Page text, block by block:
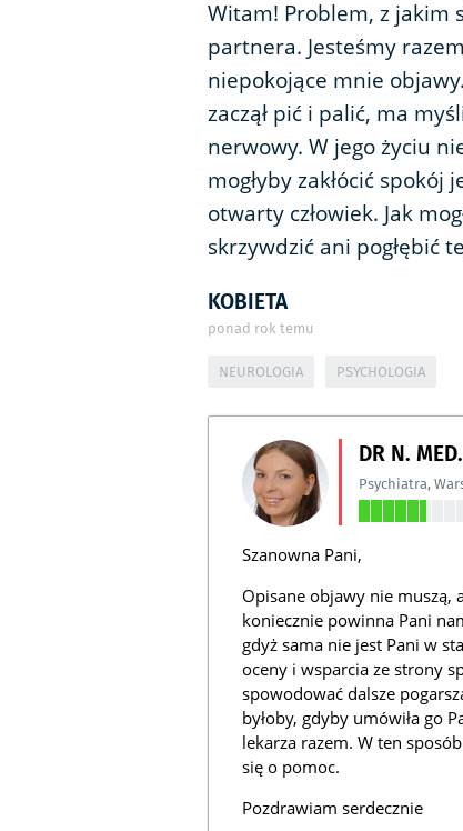
Witam! Problem, z jakim
partnera. Jesteśmy
niepokojące mnie
zaczął pić i palić, ma
nerwowy. W jego życiu
mogłyby zakłócić
otwarty człowiek. Jak
skrzywdzić ani pogłębić
KOBIETA
ponad rok temu
NEUROLOGIA PSYCHOLOGIA
DR N.
Psychiatra,
Szanowna Pani,
Opisane objawy nie muszą,
koniecznie powinna Pani
gdyż sama nie jest Pani w
oceny i wsparcia ze strony
spowodować dalsze
byłoby, gdyby umówiła go
lekarza razem. W ten
się o pomoc.
Pozdrawiam serdecznie